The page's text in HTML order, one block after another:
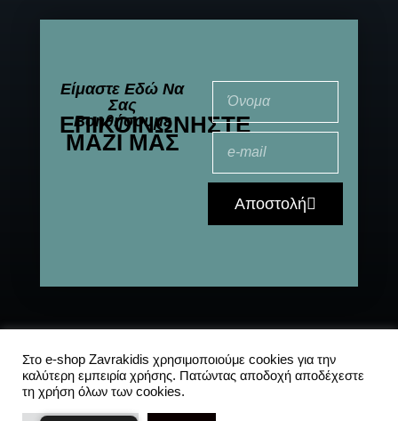
Είμαστε Εδώ Να
Σας
Βοηθήσουμε
ΕΠΙΚΟΙΝΩΝΉΣΤΕ
ΜΑΖΊ ΜΑΣ
Αποστολή
© 2021-2025 All
Rights Reserved
Αποστολές|Συχνές
ερωτήσεις|Πολιτική
Στο e-shop Zavrakidis χρησιμοποιούμε cookies για την
καλύτερη εμπειρία χρήσης. Πατώντας αποδοχή αποδέχεστε
τη χρήση όλων των cookies.